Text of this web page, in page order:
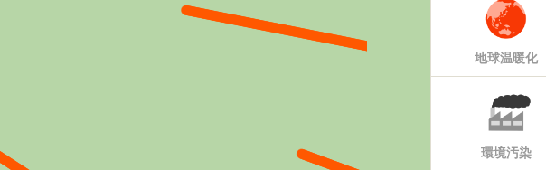
地球温暖化
環境汚染